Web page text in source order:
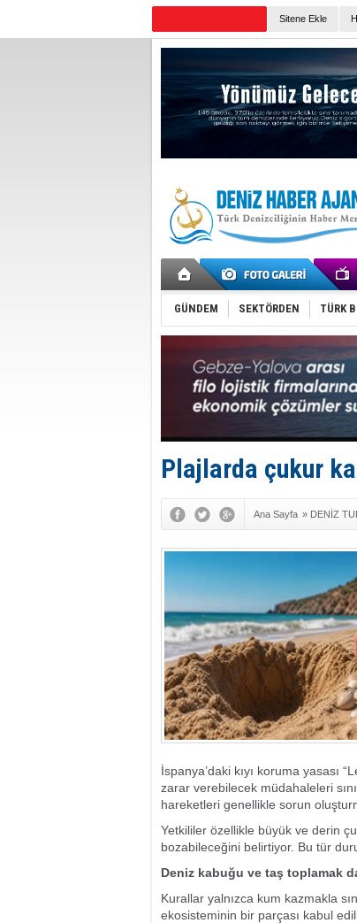
Sitene Ekle
GÜNDEM SEKTÖRDEN TÜRK
Plajlarda çukur
Ana Sayfa » DENİZ
İspanya’daki kıyı koruma yasası
zarar verebilecek müdahaleleri
hareketleri genellikle sorun
Yetkililer özellikle büyük ve derin
bozabileceğini belirtiyor. Bu tür
Deniz kabuğu ve taş toplamak
Kurallar yalnızca kum kazmakla
ekosisteminin bir parçası kabul